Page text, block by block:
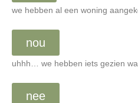
we hebben al een woning
nou
uhhh… we hebben iets gezien
nee